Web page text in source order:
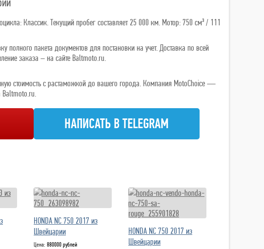
Классик. Текущий пробег составляет 25 000 км. Мотор: 750 см³ / 111
полного пакета документов для постановки на учет. Доставка по всей
заказа – на сайте Baltmoto.ru.
стоимость с растаможкой до вашего города. Компания MotoChoice —
НАПИСАТЬ В TELEGRAM
HONDA NC 750 2017 из
Швейцарии
Цена: 880000 рублей
HONDA NC 750 2017 из
Швейцарии